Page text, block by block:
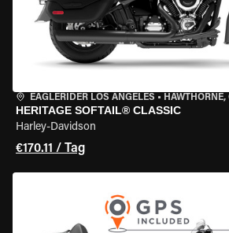
EAGLERIDER LOS ANGELES • HAWTHORNE,
HERITAGE SOFTAIL® CLASSIC
Harley-Davidson
€170.11 / Tag